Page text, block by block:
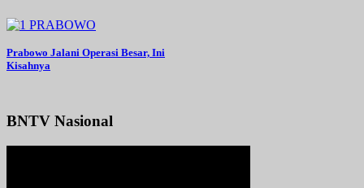
Prabowo Jalani Operasi Besar, Ini
Kisahnya
BNTV Nasional